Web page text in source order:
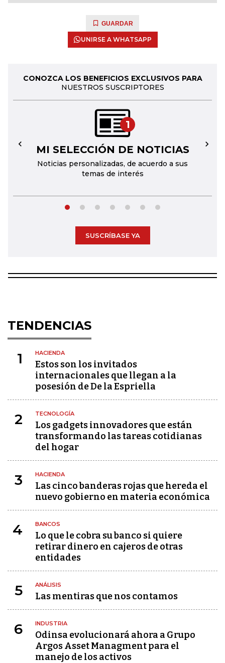
GUARDAR
UNIRSE A WHATSAPP
CONOZCA LOS BENEFICIOS EXCLUSIVOS PARA
NUESTROS SUSCRIPTORES
1
MI SELECCIÓN DE NOTICIAS
Noticias personalizadas, de acuerdo a sus
temas de interés
← →
SUSCRÍBASE YA
TENDENCIAS
1 HACIENDA
Estos son los invitados
internacionales que llegan a la
posesión de De la Espriella
2 TECNOLOGÍA
Los gadgets innovadores que están
transformando las tareas cotidianas
del hogar
3 HACIENDA
Las cinco banderas rojas que hereda el
nuevo gobierno en materia económica
4 BANCOS
Lo que le cobra su banco si quiere
retirar dinero en cajeros de otras
entidades
5 ANÁLISIS
Las mentiras que nos contamos
6 INDUSTRIA
Odinsa evolucionará ahora a Grupo
Argos Asset Managment para el
manejo de los activos